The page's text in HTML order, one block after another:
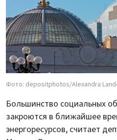
Фото: depositphotos/Alexandra
Большинство социальных
закроются в ближайшее
энергоресурсов, считает